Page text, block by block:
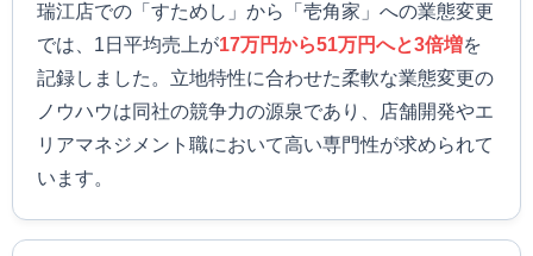
瑞江店での「すためし」から「壱角家」への業態変更
では、1日平均売上が17万円から51万円へと3倍増を
記録しました。立地特性に合わせた柔軟な業態変更の
ノウハウは同社の競争力の源泉であり、店舗開発やエ
リアマネジメント職において高い専門性が求められて
います。